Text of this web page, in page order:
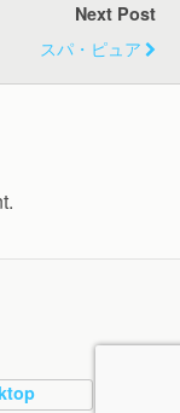
Next Post
スパ・ピュア